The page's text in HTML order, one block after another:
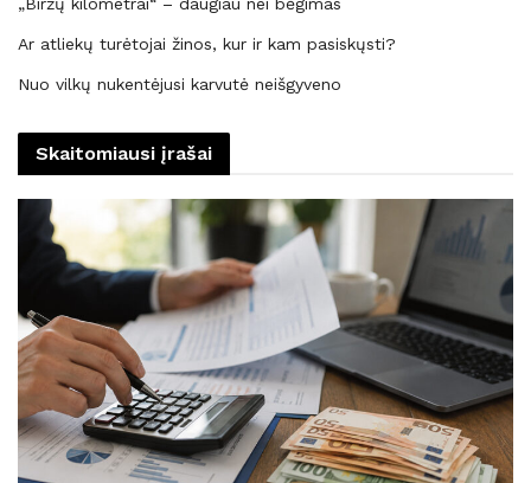
„Biržų kilometrai“ – daugiau nei bėgimas
Ar atliekų turėtojai žinos, kur ir kam pasiskųsti?
Nuo vilkų nukentėjusi karvutė neišgyveno
Skaitomiausi įrašai